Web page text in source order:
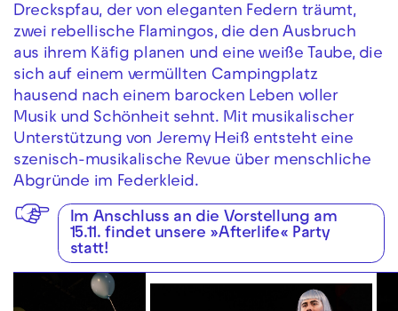
Dreckspfau, der von eleganten Federn träumt,
zwei rebellische Flamingos, die den Ausbruch
aus ihrem Käfig planen und eine weiße Taube, die
sich auf einem vermüllten Campingplatz
hausend nach einem barocken Leben voller
Musik und Schönheit sehnt. Mit musikalischer
Unterstützung von Jeremy Heiß entsteht eine
szenisch-musikalische Revue über menschliche
Abgründe im Federkleid.
Im Anschluss an die Vorstellung am
15.11. findet unsere »Afterlife« Party
statt!